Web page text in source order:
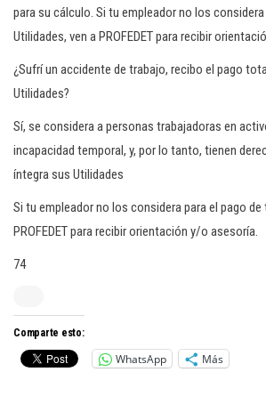
para su cálculo. Si tu empleador no los
Utilidades, ven a PROFEDET para recibir
¿Sufrí un accidente de trabajo, recibo el pago
Utilidades?
Sí, se considera a personas trabajadoras en
incapacidad temporal, y, por lo tanto, tienen
íntegra sus Utilidades
Si tu empleador no los considera para el pago de
PROFEDET para recibir orientación y/o asesoría.
74
Comparte esto:
WhatsApp Más